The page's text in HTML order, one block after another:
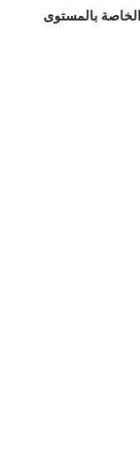
الخاصة بالمستوى